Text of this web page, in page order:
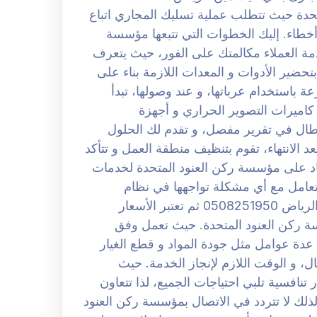
حيث تتطلب عملية تسليك المجاري اتباع
إليك الخطوات التي تتبعها مؤسسة
موظفي خدمة العملاء مكالمتك على الفور، حيث يتعرف
بياناتك و موقعك. 2. ثم تقوم بتحضير الأدوات و المعدات اللازمة بناء على
لكن تصل إليك بسرعة باستخدام عرباتها، و عند وصولها، تبدأ
التصوير الحراري و أجهزة
و الأعطال في تقرير مفصل، و تقدم لك الحلول
و بعد الانتهاء، تقوم بتنظيف منطقة العمل و تتأكد
على مؤسسة ركن العنود المتحدة لخدمات
مع أي مشكلة تواجهها في نظام
السباكة. افضل شركة تسليك مجارى بحي الياسمين الرياض 0508251950 ثم تعتبر الأسعار
ركن العنود المتحدة. حيث تعمل وفق
عوامل مثل جودة المواد و قطع الغيار
و الوقت اللازم لإنجاز الخدمة. حيث
تلبي احتياجات الجميع، لذا تتعاون
لا تتردد في الاتصال بمؤسسة ركن العنود